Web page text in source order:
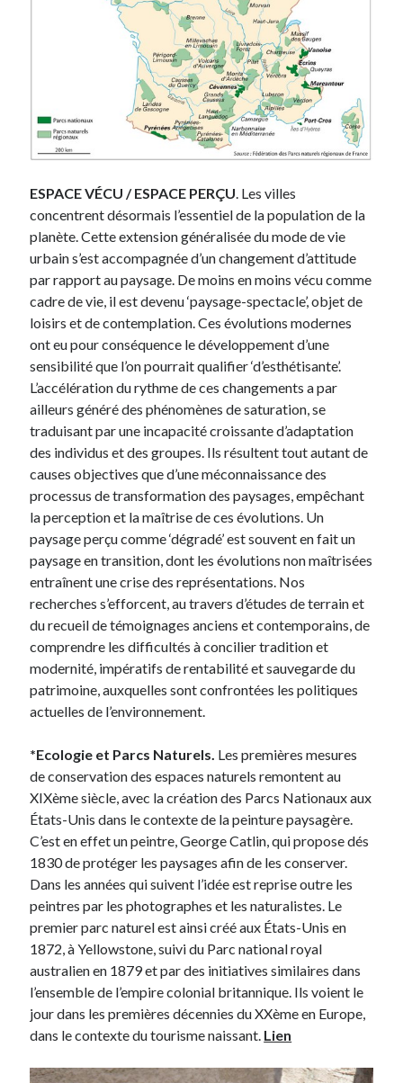
ESPACE VÉCU / ESPACE PERÇU. Les villes
concentrent désormais l’essentiel de la population de la
planète. Cette extension généralisée du mode de vie
urbain s’est accompagnée d’un changement d’attitude
par rapport au paysage. De moins en moins vécu comme
cadre de vie, il est devenu ‘paysage-spectacle’, objet de
loisirs et de contemplation. Ces évolutions modernes
ont eu pour conséquence le développement d’une
sensibilité que l’on pourrait qualifier ‘d’esthétisante’.
L’accélération du rythme de ces changements a par
ailleurs généré des phénomènes de saturation, se
traduisant par une incapacité croissante d’adaptation
des individus et des groupes. Ils résultent tout autant de
causes objectives que d’une méconnaissance des
processus de transformation des paysages, empêchant
la perception et la maîtrise de ces évolutions. Un
paysage perçu comme ‘dégradé’ est souvent en fait un
paysage en transition, dont les évolutions non maîtrisées
entraînent une crise des représentations. Nos
recherches s’efforcent, au travers d’études de terrain et
du recueil de témoignages anciens et contemporains, de
comprendre les difficultés à concilier tradition et
modernité, impératifs de rentabilité et sauvegarde du
patrimoine, auxquelles sont confrontées les politiques
actuelles de l’environnement.
*Ecologie et Parcs Naturels. Les premières mesures
de conservation des espaces naturels remontent au
XIXème siècle, avec la création des Parcs Nationaux aux
États-Unis dans le contexte de la peinture paysagère.
C’est en effet un peintre, George Catlin, qui propose dés
1830 de protéger les paysages afin de les conserver.
Dans les années qui suivent l’idée est reprise outre les
peintres par les photographes et les naturalistes. Le
premier parc naturel est ainsi créé aux États-Unis en
1872, à Yellowstone, suivi du Parc national royal
australien en 1879 et par des initiatives similaires dans
l’ensemble de l’empire colonial britannique. Ils voient le
jour dans les premières décennies du XXème en Europe,
dans le contexte du tourisme naissant. Lien